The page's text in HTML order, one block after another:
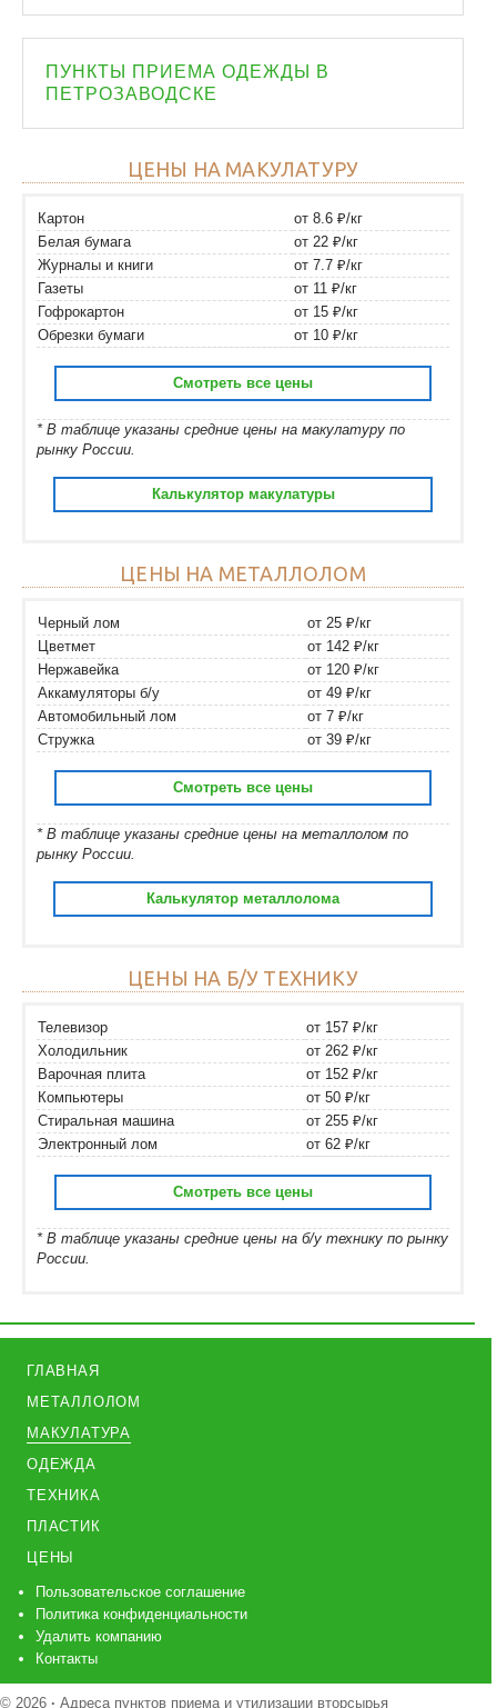
ПУНКТЫ ПРИЕМА ОДЕЖДЫ В
ПЕТРОЗАВОДСКЕ
ЦЕНЫ НА МАКУЛАТУРУ
Картон
от 8.6 ₽/кг
Белая бумага
от 22 ₽/кг
Журналы и книги
от 7.7 ₽/кг
Газеты
от 11 ₽/кг
Гофрокартон
от 15 ₽/кг
Обрезки бумаги
от 10 ₽/кг
Смотреть все цены
* В таблице указаны средние цены на макулатуру по
рынку России.
Калькулятор макулатуры
ЦЕНЫ НА МЕТАЛЛОЛОМ
Черный лом
от 25 ₽/кг
Цветмет
от 142 ₽/кг
Нержавейка
от 120 ₽/кг
Аккамуляторы б/у
от 49 ₽/кг
Автомобильный лом
от 7 ₽/кг
Стружка
от 39 ₽/кг
Смотреть все цены
* В таблице указаны средние цены на металлолом по
рынку России.
Калькулятор металлолома
ЦЕНЫ НА Б/У ТЕХНИКУ
Телевизор
от 157 ₽/кг
Холодильник
от 262 ₽/кг
Варочная плита
от 152 ₽/кг
Компьютеры
от 50 ₽/кг
Стиральная машина
от 255 ₽/кг
Электронный лом
от 62 ₽/кг
Смотреть все цены
* В таблице указаны средние цены на б/у технику по рынку
России.
ГЛАВНАЯ
МЕТАЛЛОЛОМ
МАКУЛАТУРА
ОДЕЖДА
ТЕХНИКА
ПЛАСТИК
ЦЕНЫ
Пользовательское соглашение
Политика конфиденциальности
Удалить компанию
Контакты
© 2026 · Адреса пунктов приема и утилизации вторсырья